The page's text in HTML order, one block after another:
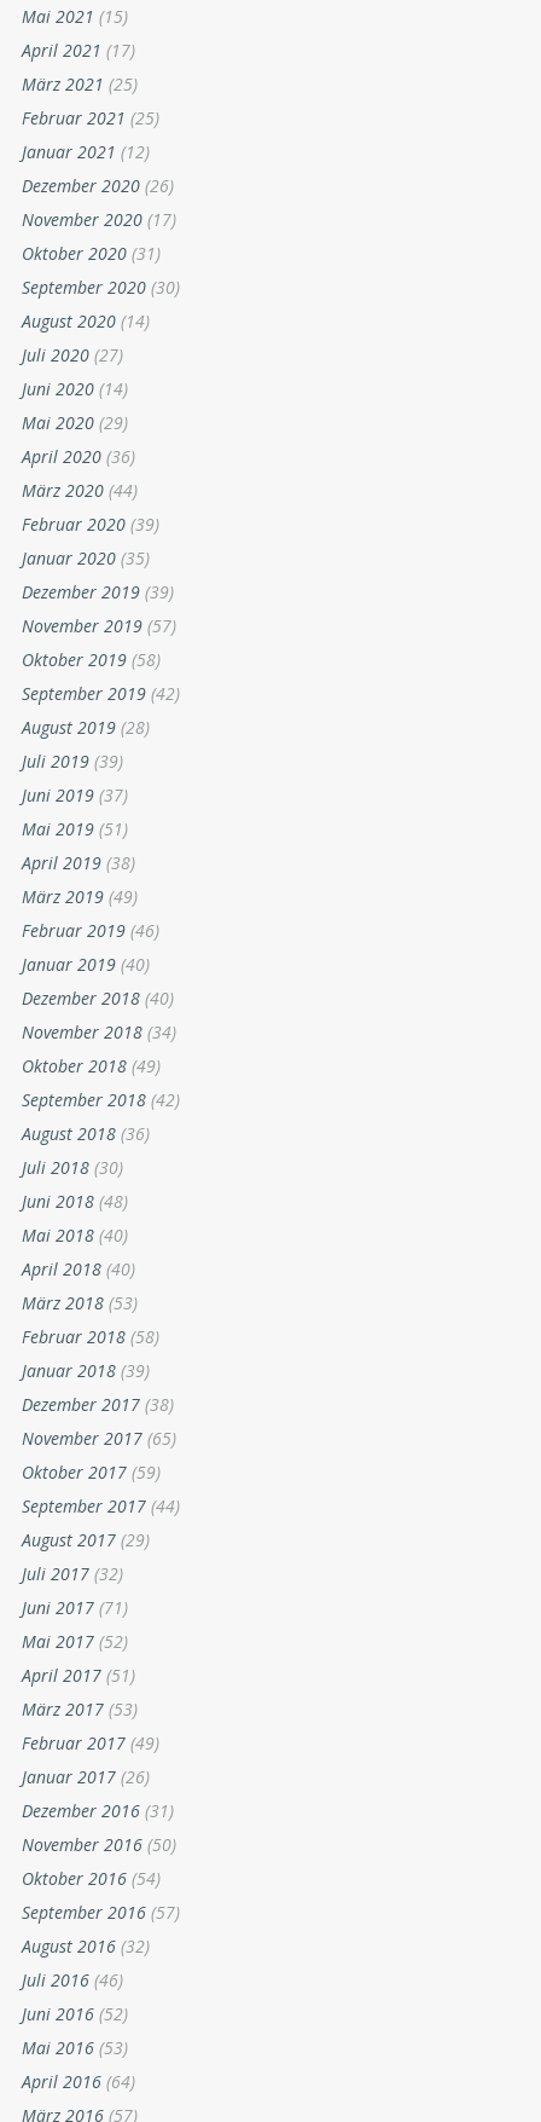
Mai 2021 (15)
April 2021 (17)
März 2021 (25)
Februar 2021 (25)
Januar 2021 (12)
Dezember 2020 (26)
November 2020 (17)
Oktober 2020 (31)
September 2020 (30)
August 2020 (14)
Juli 2020 (27)
Juni 2020 (14)
Mai 2020 (29)
April 2020 (36)
März 2020 (44)
Februar 2020 (39)
Januar 2020 (35)
Dezember 2019 (39)
November 2019 (57)
Oktober 2019 (58)
September 2019 (42)
August 2019 (28)
Juli 2019 (39)
Juni 2019 (37)
Mai 2019 (51)
April 2019 (38)
März 2019 (49)
Februar 2019 (46)
Januar 2019 (40)
Dezember 2018 (40)
November 2018 (34)
Oktober 2018 (49)
September 2018 (42)
August 2018 (36)
Juli 2018 (30)
Juni 2018 (48)
Mai 2018 (40)
April 2018 (40)
März 2018 (53)
Februar 2018 (58)
Januar 2018 (39)
Dezember 2017 (38)
November 2017 (65)
Oktober 2017 (59)
September 2017 (44)
August 2017 (29)
Juli 2017 (32)
Juni 2017 (71)
Mai 2017 (52)
April 2017 (51)
März 2017 (53)
Februar 2017 (49)
Januar 2017 (26)
Dezember 2016 (31)
November 2016 (50)
Oktober 2016 (54)
September 2016 (57)
August 2016 (32)
Juli 2016 (46)
Juni 2016 (52)
Mai 2016 (53)
April 2016 (64)
März 2016 (57)